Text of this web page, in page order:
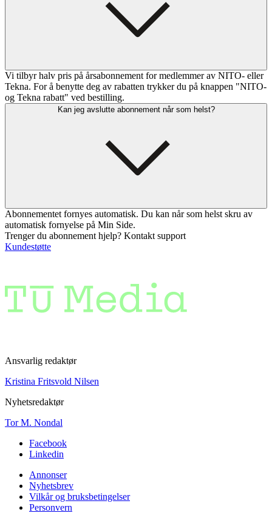
Vi tilbyr halv pris på årsabonnement for medlemmer av NITO- eller
Tekna. For å benytte deg av rabatten trykker du på knappen "NITO-
og Tekna rabatt" ved bestilling.
Kan jeg avslutte abonnement når som helst?
Abonnementet fornyes automatisk. Du kan når som helst skru av
automatisk fornyelse på Min Side.
Trenger du abonnement hjelp? Kontakt support
Kundestøtte
Ansvarlig redaktør
Kristina Fritsvold Nilsen
Nyhetsredaktør
Tor M. Nondal
Facebook
Linkedin
Annonser
Nyhetsbrev
Vilkår og bruksbetingelser
Personvern